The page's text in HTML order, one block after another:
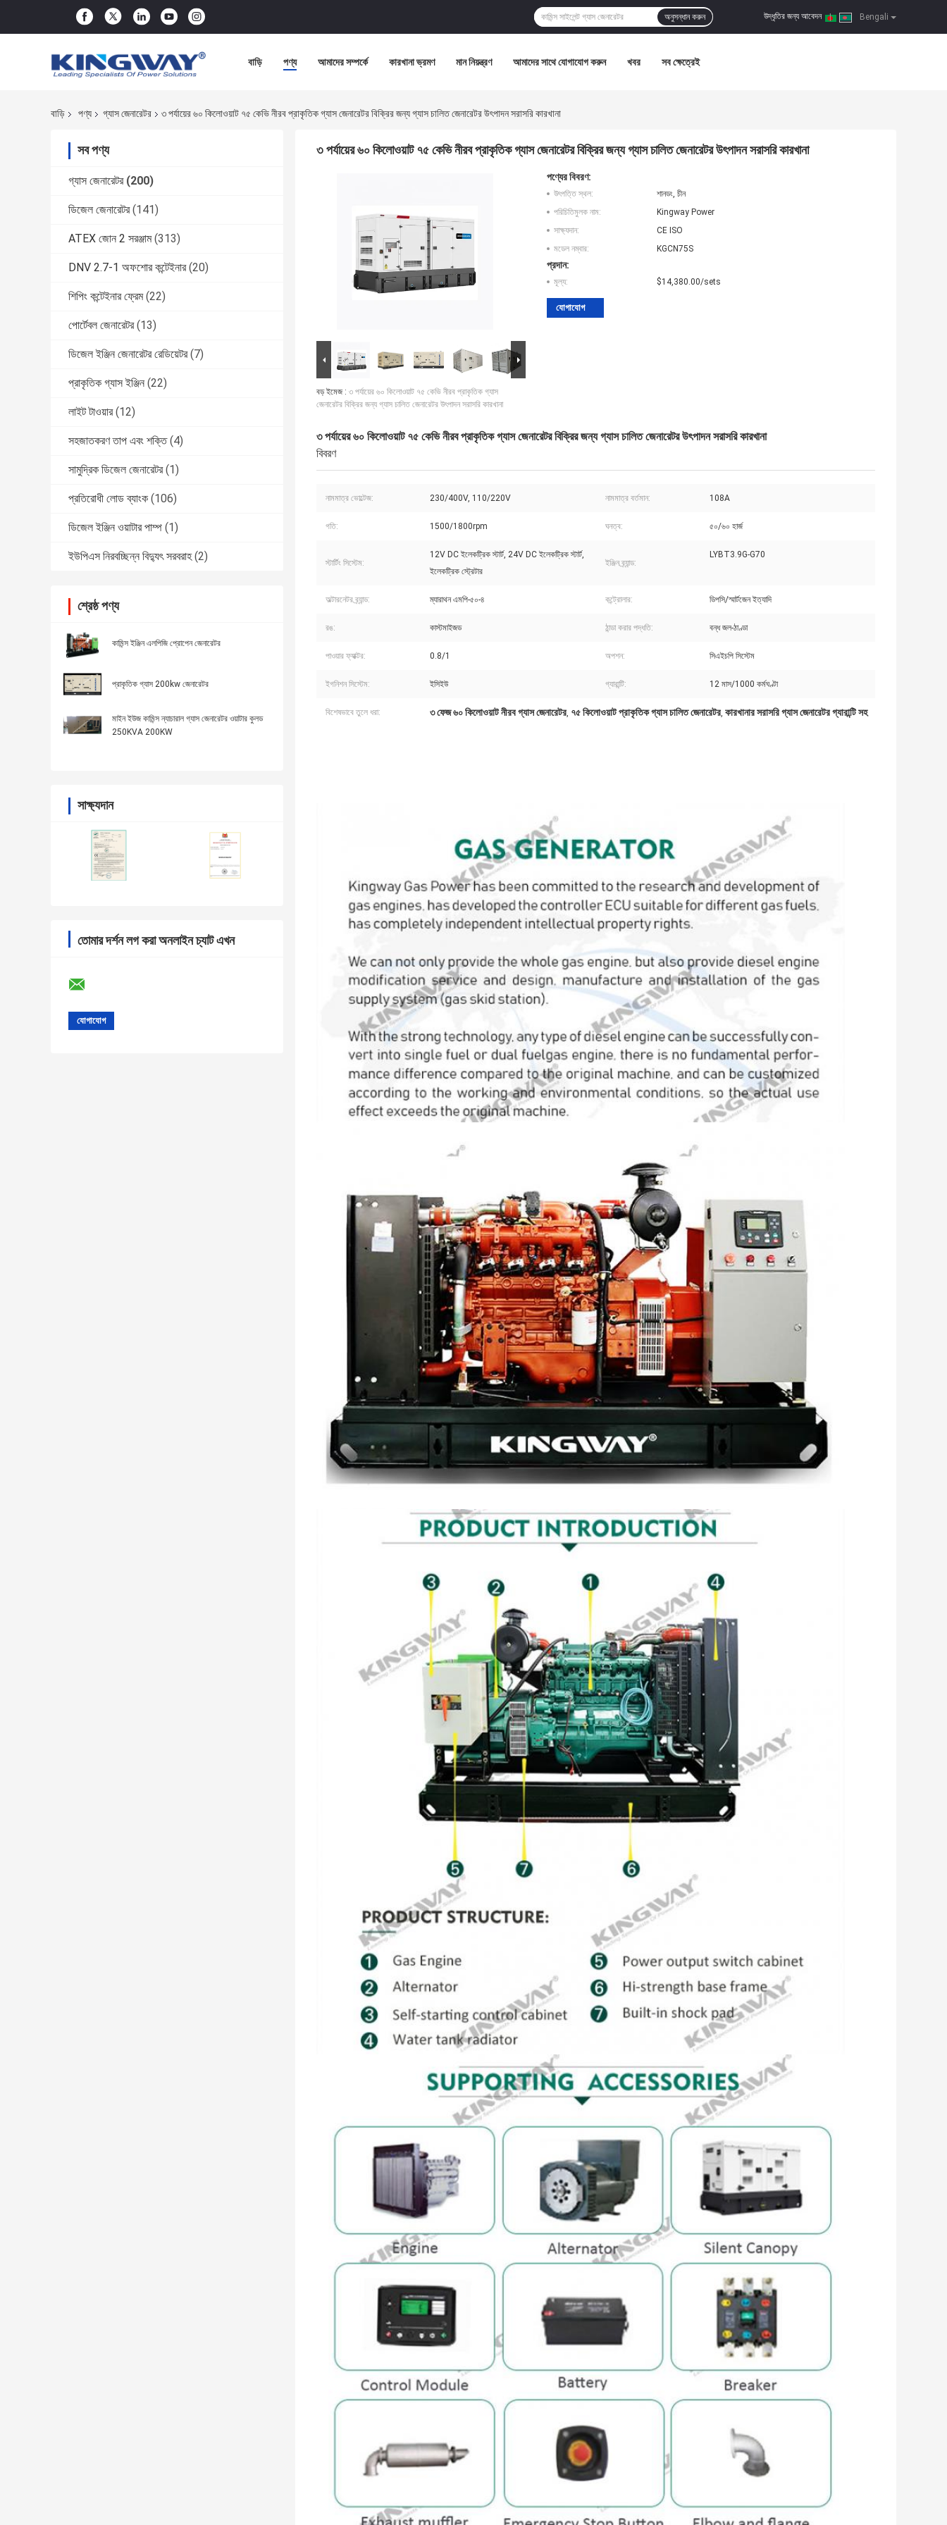
Bengali
উদ্ধৃতির জন্য আবেদন |
অনুসন্ধান করুন
বাড়ি পণ্য আমাদের সম্পর্কে কারখানা ভ্রমণ মান নিয়ন্ত্রণ আমাদের সাথে যোগাযোগ করুন খবর সব ক্ষেত্রেই
বাড়ি পণ্য গ্যাস জেনারেটর ৩ পর্যায়ের ৬০ কিলোওয়াট ৭৫ কেভি নীরব প্রাকৃতিক গ্যাস জেনারেটর বিক্রির জন্য গ্যাস চালিত জেনারেটর উৎপাদন সরাসরি কারখানা
সব পণ্য
গ্যাস জেনারেটর (200)
ডিজেল জেনারেটর (141)
ATEX জোন 2 সরঞ্জাম (313)
DNV 2.7-1 অফশোর কন্টেইনার (20)
শিপিং কন্টেইনার ফ্রেম (22)
পোর্টেবল জেনারেটর (13)
ডিজেল ইঞ্জিন জেনারেটর রেডিয়েটর (7)
প্রাকৃতিক গ্যাস ইঞ্জিন (22)
লাইট টাওয়ার (12)
সহজাতকরণ তাপ এবং শক্তি (4)
সামুদ্রিক ডিজেল জেনারেটর (1)
প্রতিরোধী লোড ব্যাংক (106)
ডিজেল ইঞ্জিন ওয়াটার পাম্প (1)
ইউপিএস নিরবচ্ছিন্ন বিদ্যুৎ সরবরাহ (2)
শ্রেষ্ঠ পণ্য
কামিন্স ইঞ্জিন এলপিজি প্রোপেন জেনারেটর
প্রাকৃতিক গ্যাস 200kw জেনারেটর
মাইন ইউজ কামিন্স ন্যাচারাল গ্যাস জেনারেটর ওয়াটার কুলড
250KVA 200KW
সাক্ষ্যদান
তোমার দর্শন লগ করা অনলাইন চ্যাট এখন
৩ পর্যায়ের ৬০ কিলোওয়াট ৭৫ কেভি নীরব প্রাকৃতিক গ্যাস জেনারেটর বিক্রির জন্য গ্যাস চালিত জেনারেটর উৎপাদন সরাসরি কারখানা
বড় ইমেজ : ৩ পর্যায়ের ৬০ কিলোওয়াট ৭৫ কেভি নীরব প্রাকৃতিক গ্যাস
জেনারেটর বিক্রির জন্য গ্যাস চালিত জেনারেটর উৎপাদন সরাসরি কারখানা
পণ্যের বিবরণ:
উৎপত্তি স্থল:
শানডং, চীন
পরিচিতিমুলক নাম:
Kingway Power
সাক্ষ্যদান:
CE ISO
মডেল নম্বার:
KGCN75S
প্রদান:
মূল্য: $14,380.00/sets
যোগাযোগ
৩ পর্যায়ের ৬০ কিলোওয়াট ৭৫ কেভি নীরব প্রাকৃতিক গ্যাস জেনারেটর বিক্রির জন্য গ্যাস চালিত জেনারেটর উৎপাদন সরাসরি কারখানা
বিবরণ
নামমাত্র ভোল্টেজ: 230/400V, 110/220V নামমাত্র বর্তমান: 108A
গতি: 1500/1800rpm ঘনত্ব: ৫০/৬০ হার্জ
স্টার্টিং সিস্টেম:
12V DC ইলেকট্রিক স্টার্ট, 24V DC ইলেকট্রিক স্টার্ট,
ইলেকট্রিক স্ট্রেটার
ইঞ্জিন ব্র্যান্ড:
LYBT3.9G-G70
অল্টারনেটর ব্র্যান্ড: ম্যারাথন এমপি-৫০-৪ কন্ট্রোলার: ডিপসি/স্মার্টজেন ইত্যাদি
রঙ: কাস্টমাইজড ঠান্ডা করার পদ্ধতি: বন্ধ জল-ঠাণ্ডা
পাওয়ার ফ্যাক্টর: 0.8/1 অপশন: সিএইচপি সিস্টেম
ইগনিশন সিস্টেম: ইসিইউ গ্যারান্টি: 12 মাস/1000 কর্মঘণ্টা
বিশেষভাবে তুলে ধরা: ৩ ফেজ ৬০ কিলোওয়াট নীরব গ্যাস জেনারেটর, ৭৫ কিলোওয়াট প্রাকৃতিক গ্যাস চালিত জেনারেটর, কারখানার সরাসরি গ্যাস জেনারেটর গ্যারান্টি সহ